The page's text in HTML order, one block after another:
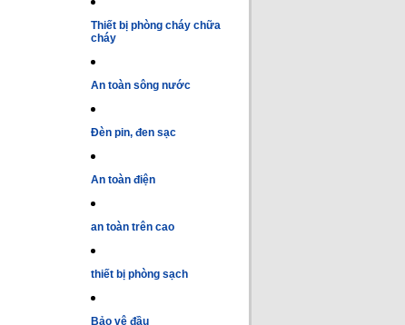
Thiết bị phòng cháy chữa
cháy
An toàn sông nước
Đèn pin, đen sạc
An toàn điện
an toàn trên cao
thiết bị phòng sạch
Bảo vệ đầu